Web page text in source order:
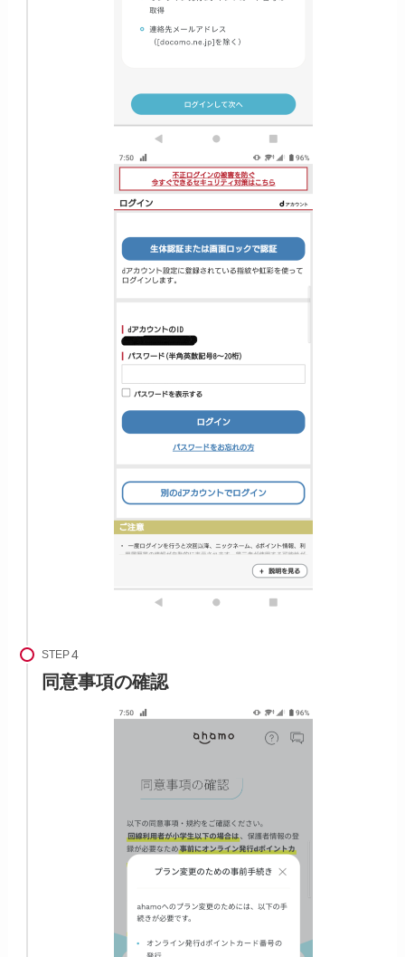
STEP
同意事項の確認